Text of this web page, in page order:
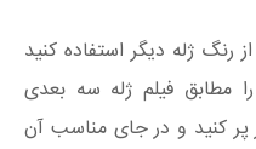
رنگ ژله دیگر استفاده کنید
مطابق فیلم ژله سه بعدی
کنید و در جای مناسب آن